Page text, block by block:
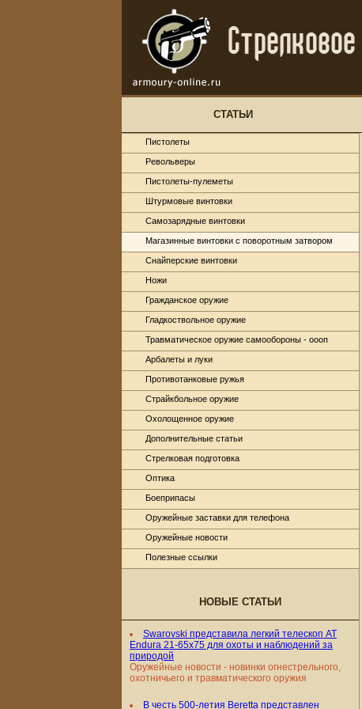
СТАТЬИ
Пистолеты
Револьверы
Пистолеты-пулеметы
Штурмовые винтовки
Самозарядные винтовки
Магазинные винтовки с поворотным затвором
Снайперские винтовки
Ножи
Гражданское оружие
Гладкоствольное оружие
Травматическое оружие самообороны - оооп
Арбалеты и луки
Противотанковые ружья
Страйкбольное оружие
Охолощенное оружие
Дополнительные статьи
Стрелковая подготовка
Оптика
Боеприпасы
Оружейные заставки для телефона
Оружейные новости
Полезные ссылки
НОВЫЕ СТАТЬИ
Swarovski представила легкий телескоп AT
Endura 21-65x75 для охоты и наблюдений за
природой
Оружейные новости - новинки огнестрельного,
охотничьего и травматического оружия
В честь 500-летия Beretta представлен